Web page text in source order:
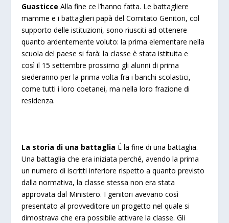
GuasticceAlla fine ce l’hanno fatta. Le battagliere
mamme e i battaglieri papà del Comitato Genitori, col
supporto delle istituzioni, sono riusciti ad ottenere
quanto ardentemente voluto: la prima elementare nella
scuola del paese si farà: la classe è stata istituita e
così il 15 settembre prossimo gli alunni di prima
siederanno per la prima volta fra i banchi scolastici,
come tutti i loro coetanei, ma nella loro frazione di
residenza.
La storia di una battaglia É la fine di una battaglia.
Una battaglia che era iniziata perché, avendo la prima
un numero di iscritti inferiore rispetto a quanto previsto
dalla normativa, la classe stessa non era stata
approvata dal Ministero. I genitori avevano così
presentato al provveditore un progetto nel quale si
dimostrava che era possibile attivare la classe. Gli